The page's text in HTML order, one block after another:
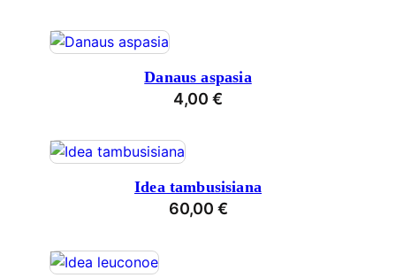
Danaus aspasia
4,00 €
Idea tambusisiana
60,00 €